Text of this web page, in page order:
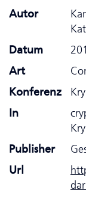
Autor
Datum
Art
Konferenz
In
Publisher
Url